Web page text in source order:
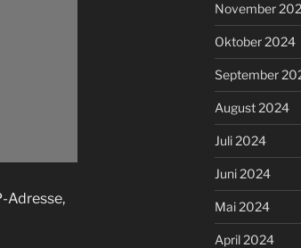
Adresse,
November
Oktober 2024
September
August 2024
Juli 2024
Juni 2024
Mai 2024
April 2024